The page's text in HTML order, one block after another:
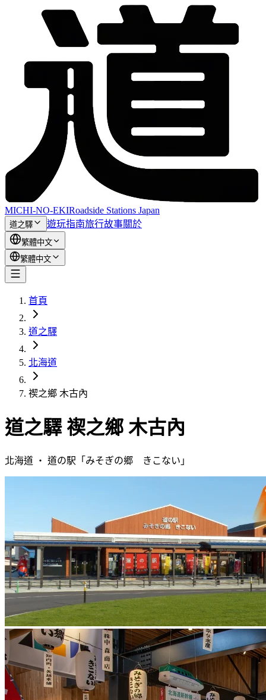
MICHI-NO-EKIRoadside Stations Japan
道之驛 遊玩指南旅行故事關於
繁體中文
繁體中文
首頁
道之驛
北海道
禊之鄉 木古內
道之驛 禊之鄉 木古內
北海道 ・ 道の駅「 みそぎの郷 きこない 」